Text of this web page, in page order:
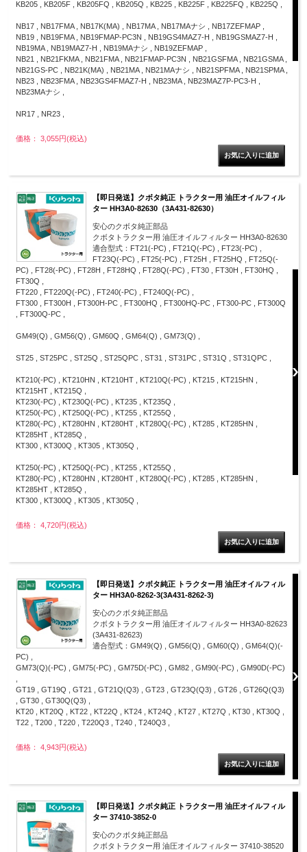
KB205 , KB205F , KB205FQ , KB205Q , KB225 , KB225F , KB225FQ , KB225Q ,
NB17 , NB17FMA , NB17K(MA) , NB17MA , NB17MAナシ , NB17ZEFMAP ,
NB19 , NB19FMA , NB19FMAP-PC3N , NB19GS4MAZ7-H , NB19GSMAZ7-H ,
NB19MA , NB19MAZ7-H , NB19MAナシ , NB19ZEFMAP ,
NB21 , NB21FKMA , NB21FMA , NB21FMAP-PC3N , NB21GSFMA , NB21GSMA ,
NB21GS-PC , NB21K(MA) , NB21MA , NB21MAナシ , NB21SPFMA , NB21SPMA ,
NB23 , NB23FMA , NB23GS4FMAZ7-H , NB23MA , NB23MAZ7P-PC3-H ,
NB23MAナシ ,
NR17 , NR23 ,
価格： 3,055円(税込)
【即日発送】クボタ純正 トラクター用 油圧オイルフィル
ター HH3A0-82630（3A431-82630）
安心のクボタ純正部品
クボタトラクター用 油圧オイルフィルター HH3A0-82630
適合型式：FT21(-PC) , FT21Q(-PC) , FT23(-PC) ,
FT23Q(-PC) , FT25(-PC) , FT25H , FT25HQ , FT25Q(-
PC) , FT28(-PC) , FT28H , FT28HQ , FT28Q(-PC) , FT30 , FT30H , FT30HQ ,
FT30Q ,
FT220 , FT220Q(-PC) , FT240(-PC) , FT240Q(-PC) ,
FT300 , FT300H , FT300H-PC , FT300HQ , FT300HQ-PC , FT300-PC , FT300Q
, FT300Q-PC ,
GM49(Q) , GM56(Q) , GM60Q , GM64(Q) , GM73(Q) ,
ST25 , ST25PC , ST25Q , ST25QPC , ST31 , ST31PC , ST31Q , ST31QPC ,
KT210(-PC) , KT210HN , KT210HT , KT210Q(-PC) , KT215 , KT215HN ,
KT215HT , KT215Q ,
KT230(-PC) , KT230Q(-PC) , KT235 , KT235Q ,
KT250(-PC) , KT250Q(-PC) , KT255 , KT255Q ,
KT280(-PC) , KT280HN , KT280HT , KT280Q(-PC) , KT285 , KT285HN ,
KT285HT , KT285Q ,
KT300 , KT300Q , KT305 , KT305Q ,
KT250(-PC) , KT250Q(-PC) , KT255 , KT255Q ,
KT280(-PC) , KT280HN , KT280HT , KT280Q(-PC) , KT285 , KT285HN ,
KT285HT , KT285Q ,
KT300 , KT300Q , KT305 , KT305Q ,
価格： 4,720円(税込)
【即日発送】クボタ純正 トラクター用 油圧オイルフィル
ター HH3A0-8262-3(3A431-8262-3)
安心のクボタ純正部品
クボタトラクター用 油圧オイルフィルター HH3A0-82623
(3A431-82623)
適合型式：GM49(Q) , GM56(Q) , GM60(Q) , GM64(Q)(-
PC) ,
GM73(Q)(-PC) , GM75(-PC) , GM75D(-PC) , GM82 , GM90(-PC) , GM90D(-PC)
GT19 , GT19Q , GT21 , GT21Q(Q3) , GT23 , GT23Q(Q3) , GT26 , GT26Q(Q3)
, GT30 , GT30Q(Q3) ,
KT20 , KT20Q , KT22 , KT22Q , KT24 , KT24Q , KT27 , KT27Q , KT30 , KT30Q ,
T22 , T200 , T220 , T220Q3 , T240 , T240Q3 ,
価格： 4,943円(税込)
【即日発送】クボタ純正 トラクター用 油圧オイルフィル
ター 37410-3852-0
安心のクボタ純正部品
クボタトラクター用 油圧オイルフィルター 37410-38520